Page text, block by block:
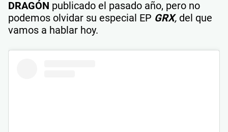
DRAGÓN publicado el pasado año, pero no
podemos olvidar su especial EP GRX, del que
vamos a hablar hoy.